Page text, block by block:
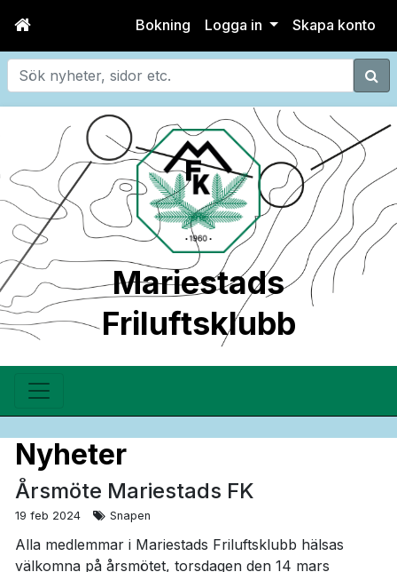
Bokning Logga in Skapa konto
Sök
Mariestads
Friluftsklubb
Nyheter
Årsmöte Mariestads FK
19 feb 2024 Snapen
Alla medlemmar i Mariestads Friluftsklubb hälsas
välkomna på årsmötet, torsdagen den 14 mars